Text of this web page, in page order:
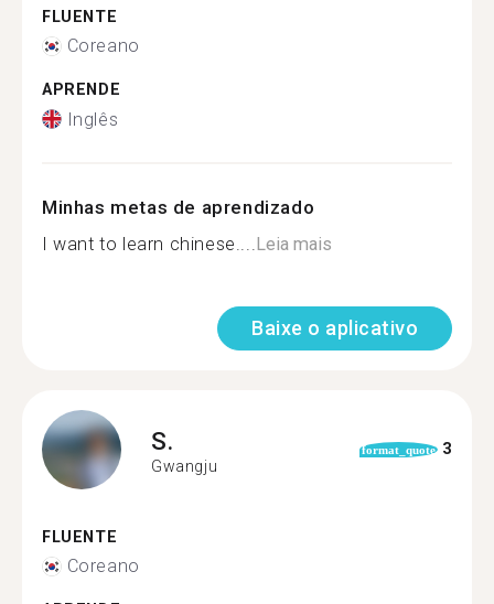
FLUENTE
Coreano
APRENDE
Inglês
Minhas metas de aprendizado
I want to learn chinese.... Leia mais
Baixe o aplicativo
S.
Gwangju
format_quote 3
FLUENTE
Coreano